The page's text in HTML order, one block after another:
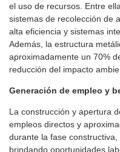
el uso de recursos. Entre
sistemas de recolección de
alta eficiencia y sistemas
Además, la estructura
aproximadamente un 70%
reducción del impacto
Generación de empleo y
La construcción y apertura
empleos directos y
durante la fase
brindando oportunidades